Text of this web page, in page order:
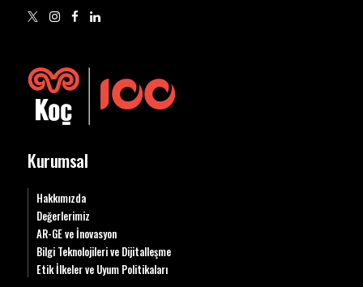
Kurumsal
Hakkımızda
Değerlerimiz
AR-GE ve İnovasyon
Bilgi Teknolojileri ve Dijitalleşme
Etik İlkeler ve Uyum Politikaları